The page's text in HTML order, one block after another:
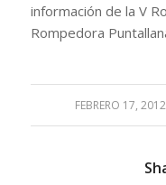
información de la V
Rompedora
FEBRERO 17, 2012
/